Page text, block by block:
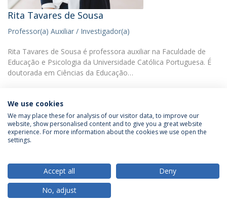
Rita Tavares de Sousa
Professor(a) Auxiliar / Investigador(a)
Rita Tavares de Sousa é professora auxiliar na Faculdade de
Educação e Psicologia da Universidade Católica Portuguesa. É
doutorada em Ciências da Educação…
Política de Privacidade
Termos & Condições
© 2026 Universidade Católica Portuguesa
We use cookies
We may place these for analysis of our visitor data, to improve our
website, show personalised content and to give you a great website
experience. For more information about the cookies we use open the
settings.
Accept all
Deny
No, adjust